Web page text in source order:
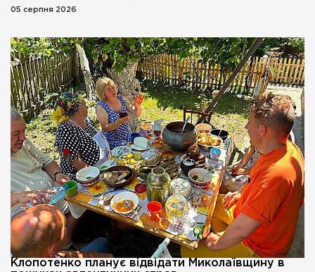
05 серпня 2026
Клопотенко планує відвідати Миколаївщину в